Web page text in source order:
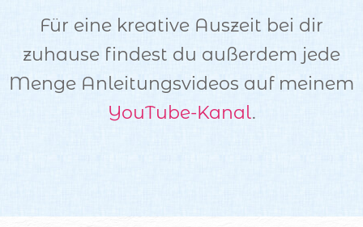
Für eine kreative Auszeit bei dir
zuhause findest du außerdem jede
Menge Anleitungsvideos auf meinem
YouTube-Kanal.